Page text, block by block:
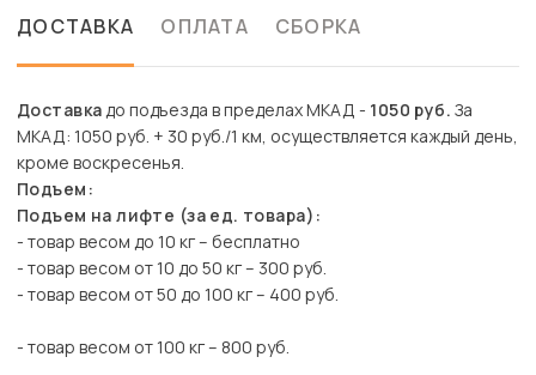
ДОСТАВКА ОПЛАТА СБОРКА
Доставкадо подъезда в пределах МКАД - 1050 руб. За
МКАД: 1050 руб. + 30 руб./1 км, осуществляется каждый день,
кроме воскресенья.
Подъем:
Подъем на лифте (за ед. товара):
- товар весом до 10 кг – бесплатно
- товар весом от 10 до 50 кг – 300 руб.
- товар весом от 50 до 100 кг – 400 руб.
- товар весом от 100 кг – 800 руб.